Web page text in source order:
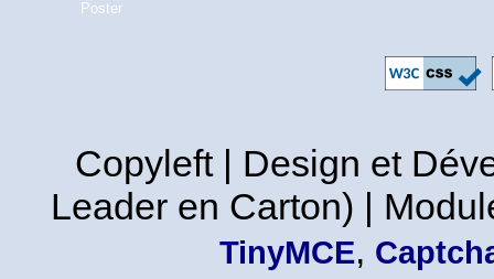
Copyleft | Design et
Leader en Carton) |
TinyMCE,